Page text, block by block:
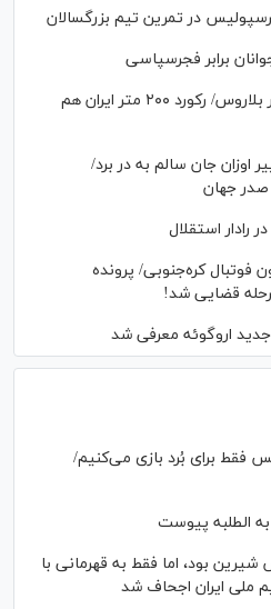
در تمرین تیم بزرگسالان
برابر فجرسپاسی
آتش‌بازی دونده ایرانی در بلاروس/ رکورد ۲۰۰ متر ایران هم
اوزان جان سالم به در برد/
جهان
رادار استقلال
فوتبال کره‌جنوبی/ پرونده
قضایی شد!
اروگوئه معرفی شد
فقط برای بُرد بازی می‌کنیم/
الطلبه پیوست
شیرین بود، اما فقط به قهرمانی با
ملی ایران اجحاف شد